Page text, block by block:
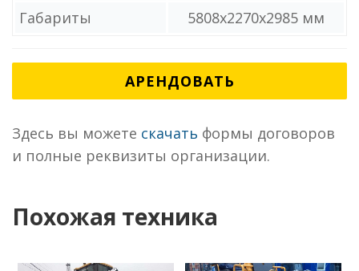
Габариты
5808x2270x2985 мм
АРЕНДОВАТЬ
Здесь вы можете скачать формы договоров
и полные реквизиты организации.
Похожая техника